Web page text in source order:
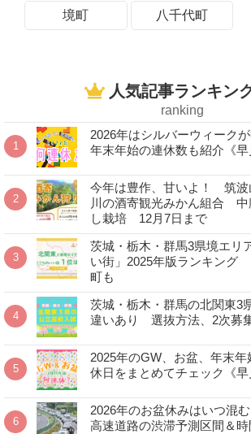
境町 八千代町
人気記事ランキン
ranking
2026年はシルバーウィークが
年末年始の連休数も紹介《早
今年は豊作、甘いよ！ 筑
川の酒寄観光みかん組合 中
し栽培 12月7日まで
茨城・栃木・群馬3県境エリ
い街」2025年版ランキング
町も
茨城・栃木・群馬の北関東3
違いあり 選抜方法、2次募
2025年のGW、お盆、年末年
休日をまとめてチェック《早
2026年のお盆休みはいつ混
高速道路の渋滞予測区間＆